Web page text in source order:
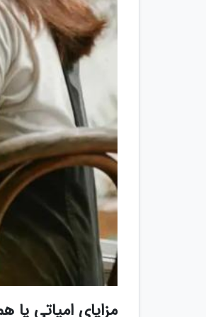
مزایای امپاتی